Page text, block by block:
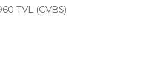
TVL (CVBS)